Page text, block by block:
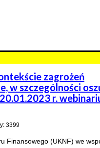
zagrożeń
w szczególności
r.
3399
Finansowego (UKNF) we